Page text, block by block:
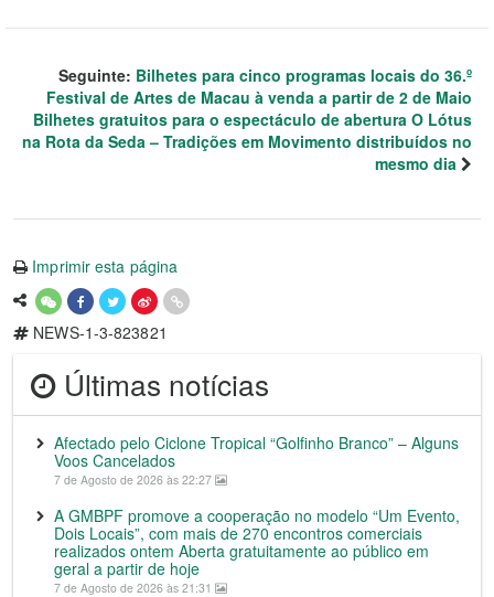
Seguinte: Bilhetes para cinco programas locais do 36.º
Festival de Artes de Macau à venda a partir de 2 de Maio
Bilhetes gratuitos para o espectáculo de abertura O Lótus
na Rota da Seda – Tradições em Movimento distribuídos no
mesmo dia
Imprimir esta página
NEWS-1-3-823821
Últimas notícias
Afectado pelo Ciclone Tropical “Golfinho Branco” – Alguns
Voos Cancelados
7 de Agosto de 2026 às 22:27
A GMBPF promove a cooperação no modelo “Um Evento,
Dois Locais”, com mais de 270 encontros comerciais
realizados ontem Aberta gratuitamente ao público em
geral a partir de hoje
7 de Agosto de 2026 às 21:31